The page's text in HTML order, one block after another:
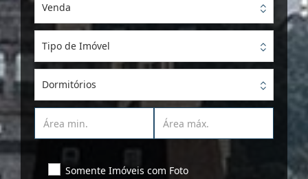
Venda
Tipo de Imóvel
Dormitórios
Somente Imóveis com Foto